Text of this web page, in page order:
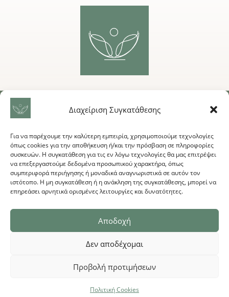
Διαχείριση Συγκατάθεσης
Για να παρέχουμε την καλύτερη εμπειρία, χρησιμοποιούμε τεχνολογίες
όπως cookies για την αποθήκευση ή/και την πρόσβαση σε πληροφορίες
συσκευών. Η συγκατάθεση για τις εν λόγω τεχνολογίες θα μας επιτρέψει
να επεξεργαστούμε δεδομένα προσωπικού χαρακτήρα, όπως
συμπεριφορά περιήγησης ή μοναδικά αναγνωριστικά σε αυτόν τον
ιστότοπο. Η μη συγκατάθεση ή η ανάκληση της συγκατάθεσης, μπορεί να
επηρεάσει αρνητικά ορισμένες λειτουργίες και δυνατότητες.
Αποδοχή
Δεν αποδέχομαι
Προβολή προτιμήσεων
Πολιτική Cookies
ΕΠΙΚΟΙΝΩΝΙΑ
Αιγάλεω 94, Πειραιάς, 18544 (Πλησίον Μετρό Μανιάτικα)
Τηλέφωνο 2112180109
Emailphysio.rituals@gmail.com